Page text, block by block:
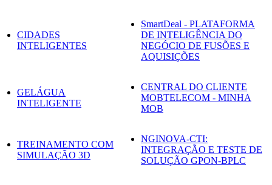
CIDADES
INTELIGENTES
SmartDeal - PLATAFORMA
DE INTELIGÊNCIA DO
NEGÓCIO DE FUSÕES E
AQUISIÇÕES
GELÁGUA
INTELIGENTE
CENTRAL DO CLIENTE
MOBTELECOM - MINHA
MOB
TREINAMENTO COM
SIMULAÇÃO 3D
NGINOVA-CTI:
INTEGRAÇÃO E TESTE DE
SOLUÇÃO GPON-BPLC